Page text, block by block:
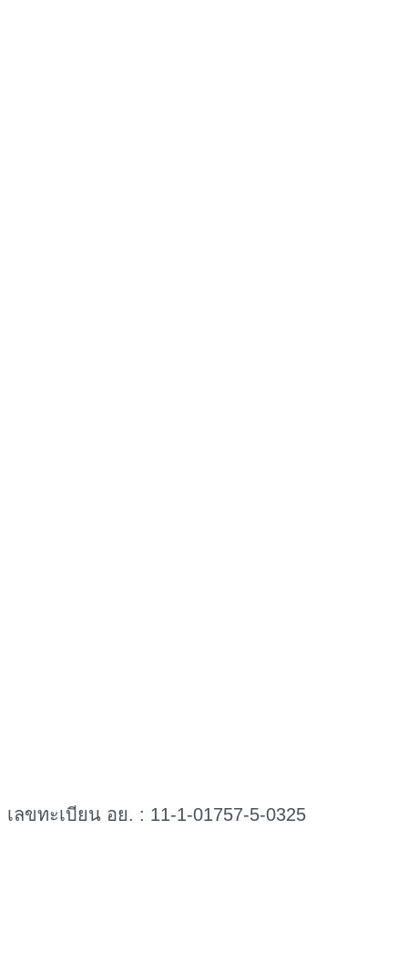
เลขทะเบียน อย. : 11-1-01757-5-0325